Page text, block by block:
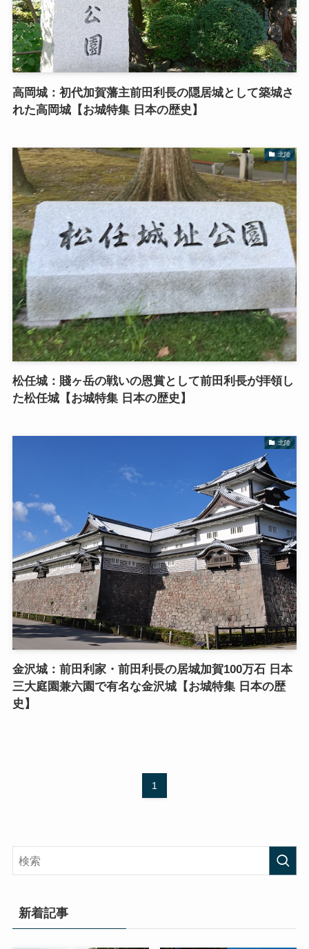
高岡城：初代加賀藩主前田利長の隠居城として築城さ
れた高岡城【お城特集 日本の歴史】
北陸
松任城：賤ヶ岳の戦いの恩賞として前田利長が拝領し
た松任城【お城特集 日本の歴史】
北陸
金沢城：前田利家・前田利長の居城加賀100万石 日本
三大庭園兼六園で有名な金沢城【お城特集 日本の歴
史】
1
新着記事